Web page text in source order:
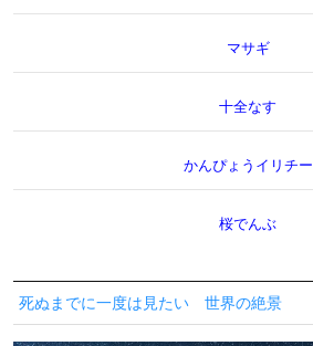
マサギ
十全なす
かんぴょうイリチー
桜でんぶ
死ぬまでに一度は見たい 世界の絶景